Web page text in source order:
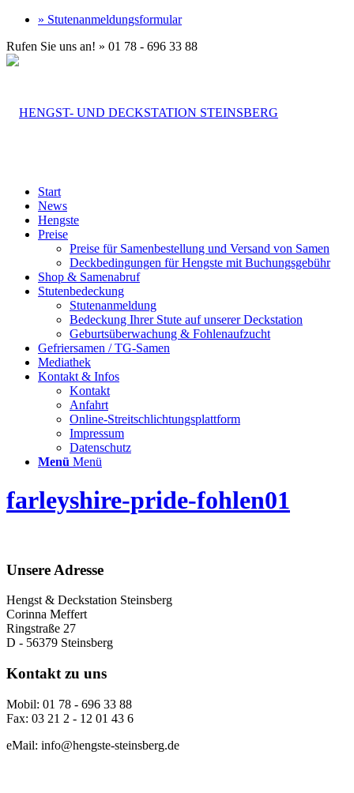
» Stutenanmeldungsformular
Rufen Sie uns an! » 01 78 - 696 33 88
Start
News
Hengste
Preise
Preise für Samenbestellung und Versand von Samen
Deckbedingungen für Hengste mit Buchungsgebühr
Shop & Samenabruf
Stutenbedeckung
Stutenanmeldung
Bedeckung Ihrer Stute auf unserer Deckstation
Geburtsüberwachung & Fohlenaufzucht
Gefriersamen / TG-Samen
Mediathek
Kontakt & Infos
Kontakt
Anfahrt
Online-Streitschlichtungsplattform
Impressum
Datenschutz
Menü Menü
farleyshire-pride-fohlen01
Unsere Adresse
Hengst & Deckstation Steinsberg
Corinna Meffert
Ringstraße 27
D - 56379 Steinsberg
Kontakt zu uns
Mobil: 01 78 - 696 33 88
Fax: 03 21 2 - 12 01 43 6
eMail: info@hengste-steinsberg.de